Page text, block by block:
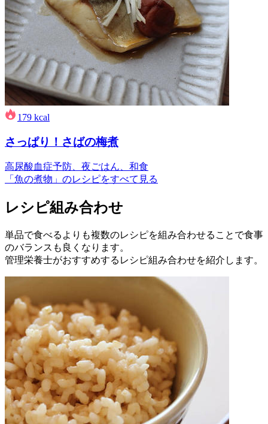
179 kcal
さっぱり！さばの梅煮
高尿酸血症予防、夜ごはん、和食
「魚の煮物」のレシピをすべて見る
レシピ組み合わせ
単品で食べるよりも複数のレシピを組み合わせることで食事
のバランスも良くなります。
管理栄養士がおすすめするレシピ組み合わせを紹介します。